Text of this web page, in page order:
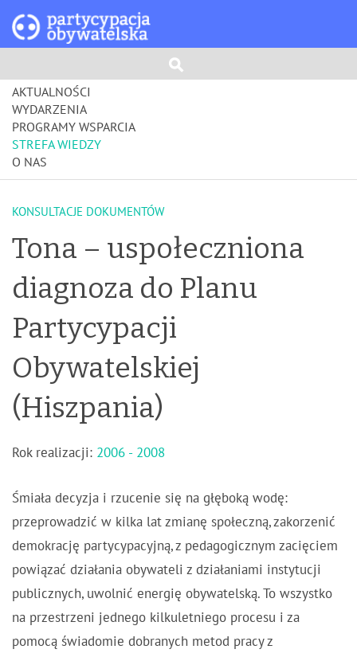
AKTUALNOŚCI
WYDARZENIA
PROGRAMY WSPARCIA
STREFA WIEDZY
O NAS
KONSULTACJE DOKUMENTÓW
Tona – uspołeczniona
diagnoza do Planu
Partycypacji
Obywatelskiej
(Hiszpania)
Rok realizacji: 2006 - 2008
Śmiała decyzja i rzucenie się na głęboką wodę:
przeprowadzić w kilka lat zmianę społeczną, zakorzenić
demokrację partycypacyjną, z pedagogicznym zacięciem
powiązać działania obywateli z działaniami instytucji
publicznych, uwolnić energię obywatelską. To wszystko
na przestrzeni jednego kilkuletniego procesu i za
pomocą świadomie dobranych metod pracy z